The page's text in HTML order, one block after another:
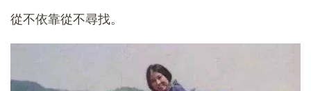
從不依靠從不尋找。